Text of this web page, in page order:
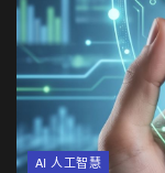
AI 人工智慧